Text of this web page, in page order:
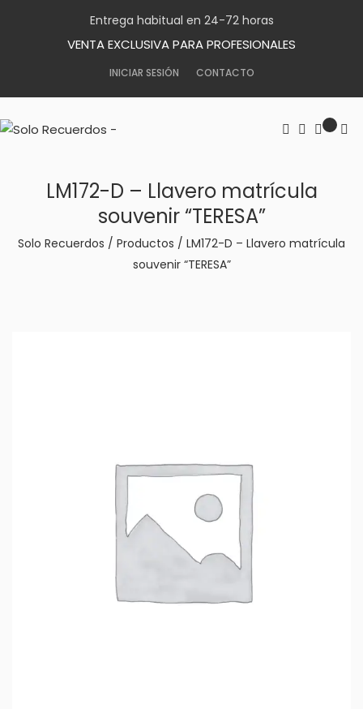
Entrega habitual en 24-72 horas
VENTA EXCLUSIVA PARA PROFESIONALES
INICIAR SESIÓN CONTACTO
LM172-D – Llavero matrícula
souvenir “TERESA”
Solo Recuerdos / Productos / LM172-D – Llavero matrícula
souvenir “TERESA”